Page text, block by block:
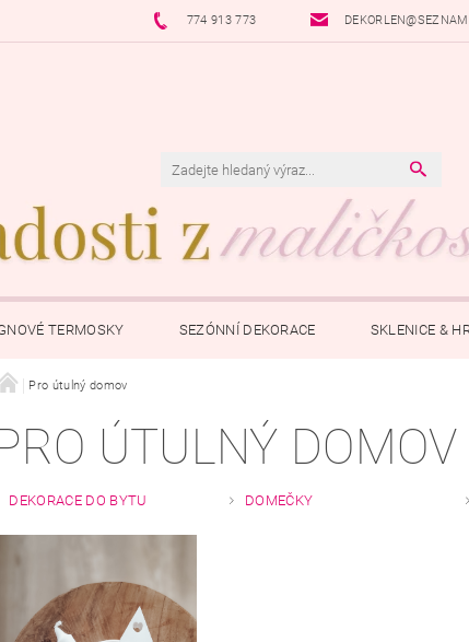
774 913 773
TERMOSKY SEZÓNNÍ DEKORACE SKLENICE &
ŠPERKY S PŘÍBĚHEM
Pro útulný domov
ÚTULNÝ DOMOV
DEKORACE DO BYTU DOMEČKY